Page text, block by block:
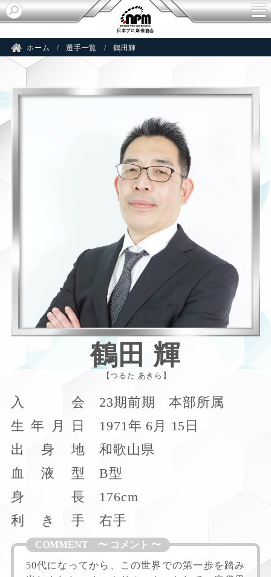
日本プロ麻雀協会
ホーム 選手一覧 鶴田輝
鶴田 輝
つるた あきら
入 会
23期前期 本部所属
生 年 月 日
1971年 6月 15日
出
身 地
和歌山県
血
液 型
B型
身
長
176cm
利
き 手 右手
50代になってから、この世界での第一歩を踏み